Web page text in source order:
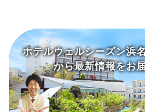
ホテルウェルシーズン浜
から最新情報をお